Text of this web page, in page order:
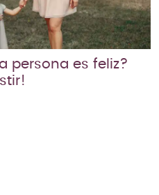
persona es feliz?